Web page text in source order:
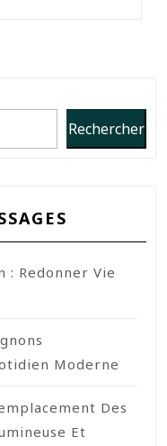
Rechercher
: Redonner Vie
Moderne
Des
Et